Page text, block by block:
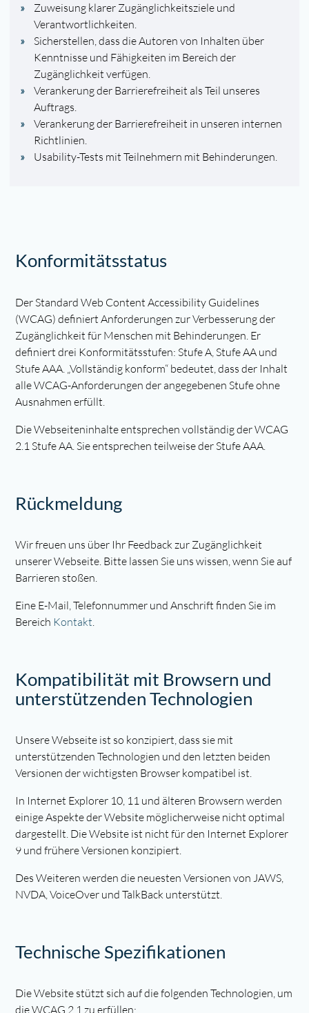
Zuweisung klarer Zugänglichkeitsziele und
Verantwortlichkeiten.
Sicherstellen, dass die Autoren von Inhalten über
Kenntnisse und Fähigkeiten im Bereich der
Zugänglichkeit verfügen.
Verankerung der Barrierefreiheit als Teil unseres
Auftrags.
Verankerung der Barrierefreiheit in unseren internen
Richtlinien.
Usability-Tests mit Teilnehmern mit Behinderungen.
Konformitätsstatus
Der Standard Web Content Accessibility Guidelines
(WCAG) definiert Anforderungen zur Verbesserung der
Zugänglichkeit für Menschen mit Behinderungen. Er
definiert drei Konformitätsstufen: Stufe A, Stufe AA und
Stufe AAA. „Vollständig konform“ bedeutet, dass der Inhalt
alle WCAG-Anforderungen der angegebenen Stufe ohne
Ausnahmen erfüllt.
Die Webseiteninhalte entsprechen vollständig der WCAG
2.1 Stufe AA. Sie entsprechen teilweise der Stufe AAA.
Rückmeldung
Wir freuen uns über Ihr Feedback zur Zugänglichkeit
unserer Webseite. Bitte lassen Sie uns wissen, wenn Sie auf
Barrieren stoßen.
Eine E-Mail, Telefonnummer und Anschrift finden Sie im
Bereich Kontakt
Kompatibilität mit Browsern und
unterstützenden Technologien
Unsere Webseite ist so konzipiert, dass sie mit
unterstützenden Technologien und den letzten beiden
Versionen der wichtigsten Browser kompatibel ist.
In Internet Explorer 10, 11 und älteren Browsern werden
einige Aspekte der Website möglicherweise nicht optimal
dargestellt. Die Website ist nicht für den Internet Explorer
9 und frühere Versionen konzipiert.
Des Weiteren werden die neuesten Versionen von JAWS,
NVDA, VoiceOver und TalkBack unterstützt.
Technische Spezifikationen
Die Website stützt sich auf die folgenden Technologien, um
die WCAG 2.1 zu erfüllen: